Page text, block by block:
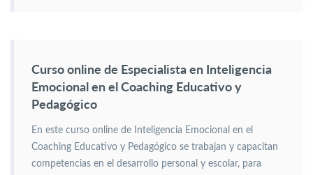
Curso online de Especialista en Inteligencia
Emocional en el Coaching Educativo y
Pedagógico
En este curso online de Inteligencia Emocional en el
Coaching Educativo y Pedagógico se trabajan y capacitan
competencias en el desarrollo personal y escolar, para